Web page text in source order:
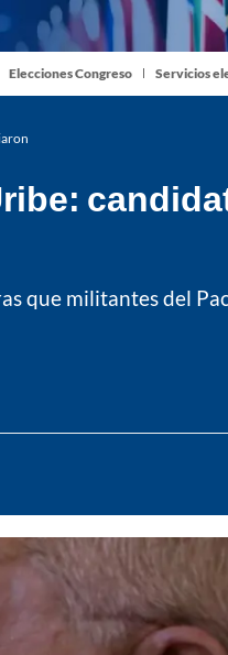
Elecciones Congreso Servicios
que militantes del